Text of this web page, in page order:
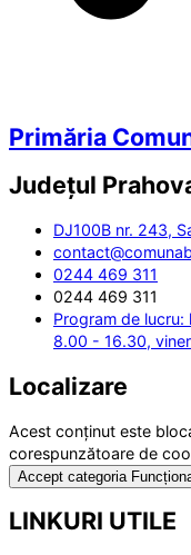
Primăria
Județul
DJ100B nr. 243,
0244 469 311
0244 469 311
Program de
8.00 - 16.30,
Localizare
Acest conținut este
corespunzătoare de
Accept categoria
LINKURI UTILE